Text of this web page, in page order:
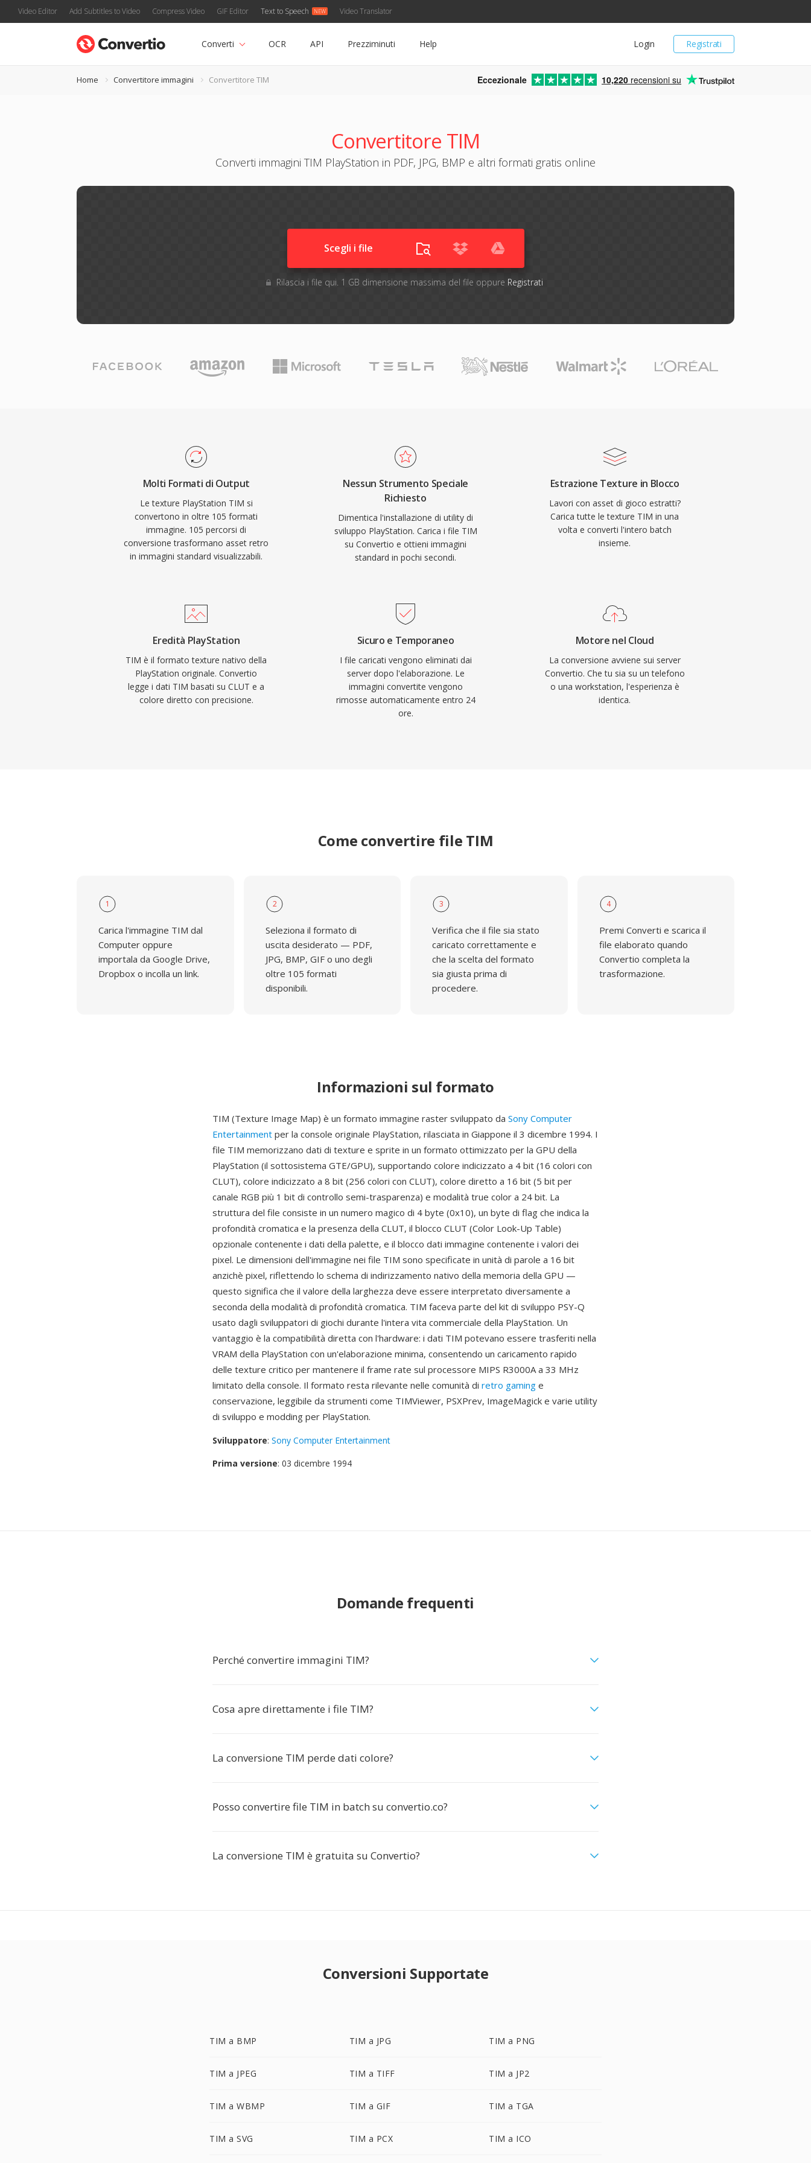
Video Editor Add Subtitles to Video Compress Video GIF Editor Text to Speech Video Translator
Registrati
Login
Converti OCR API Prezziminuti Help
Home Convertitore immagini Convertitore TIM Eccezionale 10,220 recensioni su
Convertitore TIM
Converti immagini TIM PlayStation in PDF, JPG, BMP e altri formati gratis online
Scegli i file
Rilascia i file qui. 1 GB dimensione massima del file oppure Registrati
Molti Formati di Output
Le texture PlayStation TIM si
convertono in oltre 105 formati
immagine. 105 percorsi di
conversione trasformano asset retro
in immagini standard visualizzabili.
Nessun Strumento Speciale
Richiesto
Dimentica l'installazione di utility di
sviluppo PlayStation. Carica i file TIM
su Convertio e ottieni immagini
standard in pochi secondi.
Estrazione Texture in Blocco
Lavori con asset di gioco estratti?
Carica tutte le texture TIM in una
volta e converti l'intero batch
insieme.
Eredità PlayStation
TIM è il formato texture nativo della
PlayStation originale. Convertio
legge i dati TIM basati su CLUT e a
colore diretto con precisione.
Sicuro e Temporaneo
I file caricati vengono eliminati dai
server dopo l'elaborazione. Le
immagini convertite vengono
rimosse automaticamente entro 24
ore.
Motore nel Cloud
La conversione avviene sui server
Convertio. Che tu sia su un telefono
o una workstation, l'esperienza è
identica.
Come convertire file TIM
1
Carica l'immagine TIM dal
Computer oppure
importala da Google Drive,
Dropbox o incolla un link.
2
Seleziona il formato di
uscita desiderato — PDF,
JPG, BMP, GIF o uno degli
oltre 105 formati
disponibili.
3
Verifica che il file sia stato
caricato correttamente e
che la scelta del formato
sia giusta prima di
procedere.
4
Premi Converti e scarica il
file elaborato quando
Convertio completa la
trasformazione.
Informazioni sul formato
TIM (Texture Image Map) è un formato immagine raster sviluppato da Sony Computer
Entertainment per la console originale PlayStation, rilasciata in Giappone il 3 dicembre 1994. I
file TIM memorizzano dati di texture e sprite in un formato ottimizzato per la GPU della
PlayStation (il sottosistema GTE/GPU), supportando colore indicizzato a 4 bit (16 colori con
CLUT), colore indicizzato a 8 bit (256 colori con CLUT), colore diretto a 16 bit (5 bit per
canale RGB più 1 bit di controllo semi-trasparenza) e modalità true color a 24 bit. La
struttura del file consiste in un numero magico di 4 byte (0x10), un byte di flag che indica la
profondità cromatica e la presenza della CLUT, il blocco CLUT (Color Look-Up Table)
opzionale contenente i dati della palette, e il blocco dati immagine contenente i valori dei
pixel. Le dimensioni dell'immagine nei file TIM sono specificate in unità di parole a 16 bit
anzichè pixel, riflettendo lo schema di indirizzamento nativo della memoria della GPU —
questo significa che il valore della larghezza deve essere interpretato diversamente a
seconda della modalità di profondità cromatica. TIM faceva parte del kit di sviluppo PSY-Q
usato dagli sviluppatori di giochi durante l'intera vita commerciale della PlayStation. Un
vantaggio è la compatibilità diretta con l'hardware: i dati TIM potevano essere trasferiti nella
VRAM della PlayStation con un'elaborazione minima, consentendo un caricamento rapido
delle texture critico per mantenere il frame rate sul processore MIPS R3000A a 33 MHz
limitato della console. Il formato resta rilevante nelle comunità di retro gaming e
conservazione, leggibile da strumenti come TIMViewer, PSXPrev, ImageMagick e varie utility
di sviluppo e modding per PlayStation.
Sviluppatore: Sony Computer Entertainment
Prima versione: 03 dicembre 1994
Domande frequenti
Perché convertire immagini TIM?
Cosa apre direttamente i file TIM?
La conversione TIM perde dati colore?
Posso convertire file TIM in batch su convertio.co?
La conversione TIM è gratuita su Convertio?
Conversioni Supportate
TIM a BMP TIM a JPG TIM a PNG
TIM a JPEG TIM a TIFF TIM a JP2
TIM a WBMP TIM a GIF TIM a TGA
TIM a SVG TIM a PCX TIM a ICO